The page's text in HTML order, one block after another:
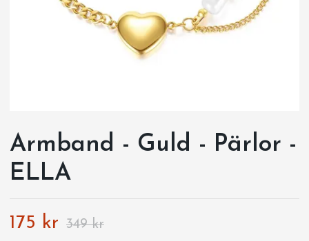
Armband - Guld - Pärlor -
ELLA
175 kr 349 kr